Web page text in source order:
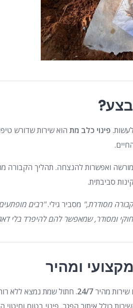
פינוי כלב מת הוא שירות שדורש
ואפשרות להנצחה. תהליך
סביבתית.
מסודרת," מסביר גילי."רבים
ומסודר, שמאפשר להם להיפרד בלי
ומהיר
שירות מהיר24/7. חתול שמת נמצא ללא
כולל איתור הפגר, פינוי בטוח